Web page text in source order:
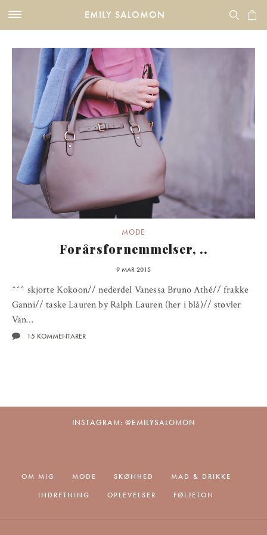
EMILY SALOMON
MODE
Forårsfornemmelser, ..
9 MAR 2015
^^^ skjorte Kokoon// nederdel Vanessa Bruno Athé// frakke
Ganni// taske Lauren by Ralph Lauren (her i blå)// støvler
Van…
15 KOMMENTARER
INSTAGRAM: @EMILYSALOMON
OM MIG MODE SKØNHED
MAD & DRIKKE
INDRETNING
OPLEVELSER FØLJETON